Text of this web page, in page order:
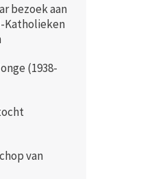
bezoek aan
Katholieken
(1938-
van